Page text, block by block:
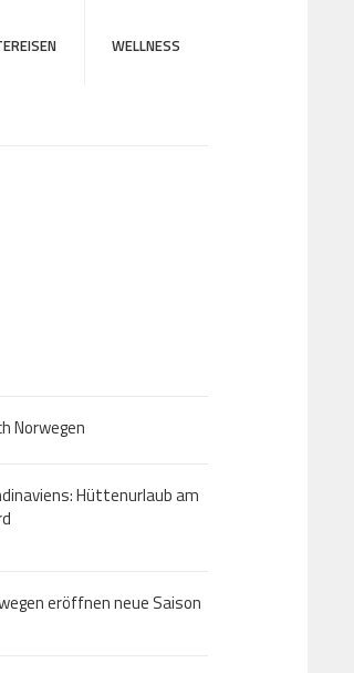
WELLNESS
Norwegen
Hüttenurlaub am
eröffnen neue Saison